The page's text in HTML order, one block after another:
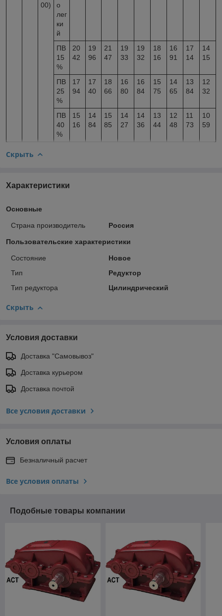
00)
о
лег
ки
й
ПВ
15
%
20
42
19
96
21
47
19
33
19
32
18
16
16
91
17
14
14
15
ПВ
25
%
17
94
17
40
18
66
16
80
16
84
15
75
14
65
13
84
12
32
ПВ
40
%
15
16
14
84
15
85
14
27
14
36
13
44
12
48
11
73
10
59
Скрыть
Характеристики
Основные
Страна производитель Россия
Пользовательские характеристики
Состояние
Новое
Тип
Редуктор
Тип редуктора
Цилиндрический
Скрыть
Условия доставки
Доставка "Самовывоз"
Доставка курьером
Доставка почтой
Все условия доставки
Условия оплаты
Безналичный расчет
Все условия оплаты
Подобные товары компании